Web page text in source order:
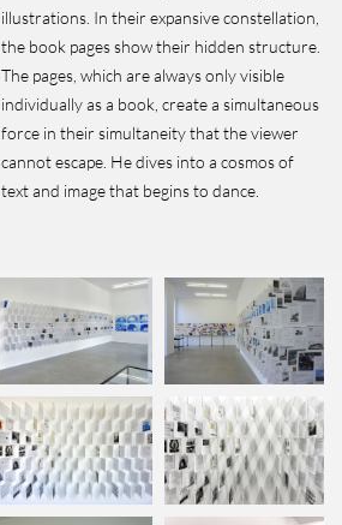
illustrations. In their expansive constellation,
the book pages show their hidden structure.
The pages, which are always only visible
individually as a book, create a simultaneous
force in their simultaneity that the viewer
cannot escape. He dives into a cosmos of
text and image that begins to dance.